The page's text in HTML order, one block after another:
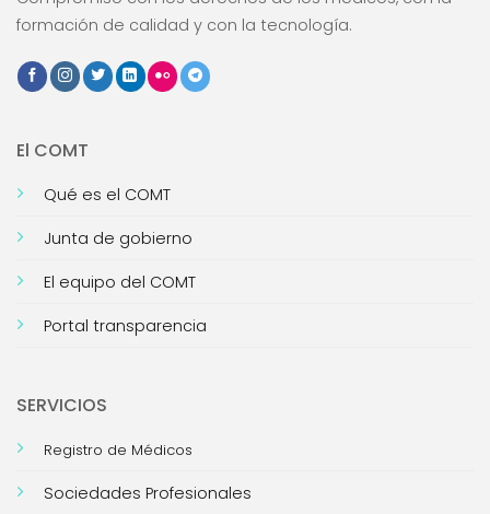
formación de calidad y con la tecnología.
El COMT
Qué es el COMT
Junta de gobierno
El equipo del COMT
Portal transparencia
SERVICIOS
Registro de Médicos
Sociedades Profesionales